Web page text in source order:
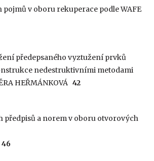
v oboru rekuperace podle WAFE
předepsaného vyztužení prvků
nedestruktivními metodami
HEŘMÁNKOVÁ42
předpisů a norem v oboru otvorových
46